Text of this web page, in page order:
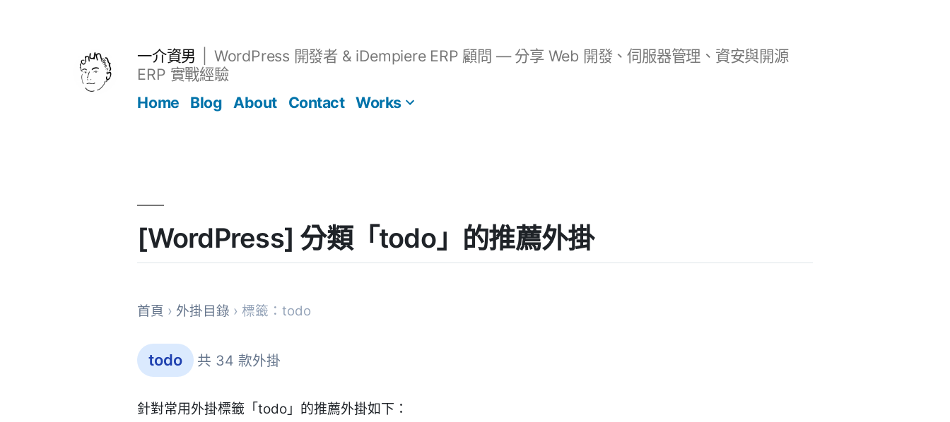
一介資男
WordPress 開發者 & iDempiere ERP 顧問 — 分享 Web 開發、伺服器管理、資安與開源
ERP 實戰經驗
Home
Blog About Contact Works
[WordPress] 分類「todo」的推薦外掛
首頁 › 外掛目錄 › 標籤：todo
todo 共 34 款外掛
針對常用外掛標籤「todo」的推薦外掛如下：